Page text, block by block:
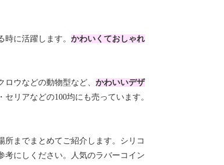
に活躍します。 かわいくておしゃれ
ウなどの動物型など、 かわいいデザ
リアなどの100均にも売っています。
所までまとめてご紹介します。シリコ
考にしください。人気のラバーコイン